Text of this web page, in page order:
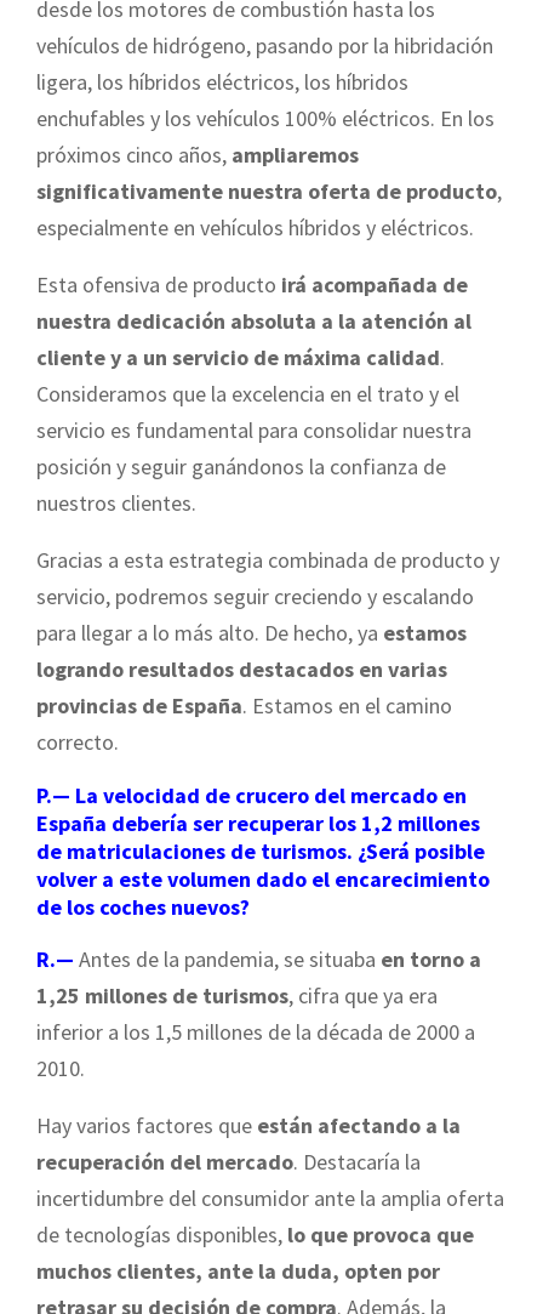
desde los motores de combustión hasta los
vehículos de hidrógeno, pasando por la hibridación
ligera, los híbridos eléctricos, los híbridos
enchufables y los vehículos 100% eléctricos. En los
próximos cinco años, ampliaremos
significativamente nuestra oferta de producto,
especialmente en vehículos híbridos y eléctricos.
Esta ofensiva de producto irá acompañada de
nuestra dedicación absoluta a la atención al
cliente y a un servicio de máxima calidad.
Consideramos que la excelencia en el trato y el
servicio es fundamental para consolidar nuestra
posición y seguir ganándonos la confianza de
nuestros clientes.
Gracias a esta estrategia combinada de producto y
servicio, podremos seguir creciendo y escalando
para llegar a lo más alto. De hecho, ya estamos
logrando resultados destacados en varias
provincias de España. Estamos en el camino
correcto.
P.— La velocidad de crucero del mercado en
España debería ser recuperar los 1,2 millones
de matriculaciones de turismos. ¿Será posible
volver a este volumen dado el encarecimiento
de los coches nuevos?
R.— Antes de la pandemia, se situaba en torno a
1,25 millones de turismos, cifra que ya era
inferior a los 1,5 millones de la década de 2000 a
2010.
Hay varios factores que están afectando a la
recuperación del mercado. Destacaría la
incertidumbre del consumidor ante la amplia oferta
de tecnologías disponibles, lo que provoca que
muchos clientes, ante la duda, opten por
retrasar su decisión de compra. Además, la